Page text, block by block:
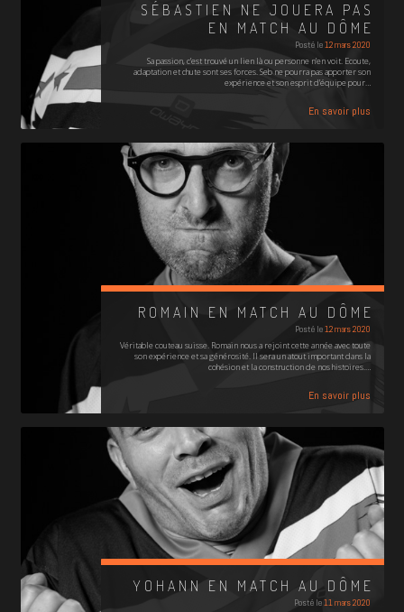
SÉBASTIEN NE JOUERA PAS
EN MATCH AU DÔME
Posté le12 mars 2020
Sa passion, c’est trouvé un lien là ou personne n’en voit. Ecoute,
adaptation et chute sont ses forces. Seb ne pourra pas apporter son
expérience et son esprit d’équipe pour…
En savoir plus
ROMAIN EN MATCH AU DÔME
Posté le12 mars 2020
Véritable couteau suisse. Romain nous a rejoint cette année avec toute
son expérience et sa générosité. Il sera un atout important dans la
cohésion et la construction de nos histoires.…
En savoir plus
YOHANN EN MATCH AU DÔME
Posté le11 mars 2020